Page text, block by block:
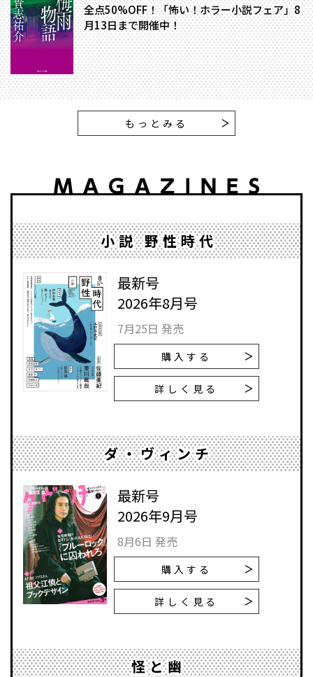
全点50%OFF！「怖い！ホラー小説フェア」8
月13日まで開催中！
もっとみる
小説 野性時代
最新号
2026年8月号
7月25日 発売
購入する
詳しく見る
ダ・ヴィンチ
最新号
2026年9月号
8月6日 発売
購入する
詳しく見る
怪と幽